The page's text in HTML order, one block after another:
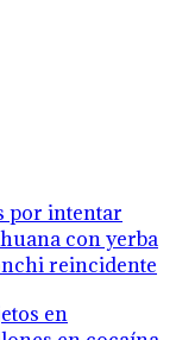
por intentar
con yerba
reincidente
en